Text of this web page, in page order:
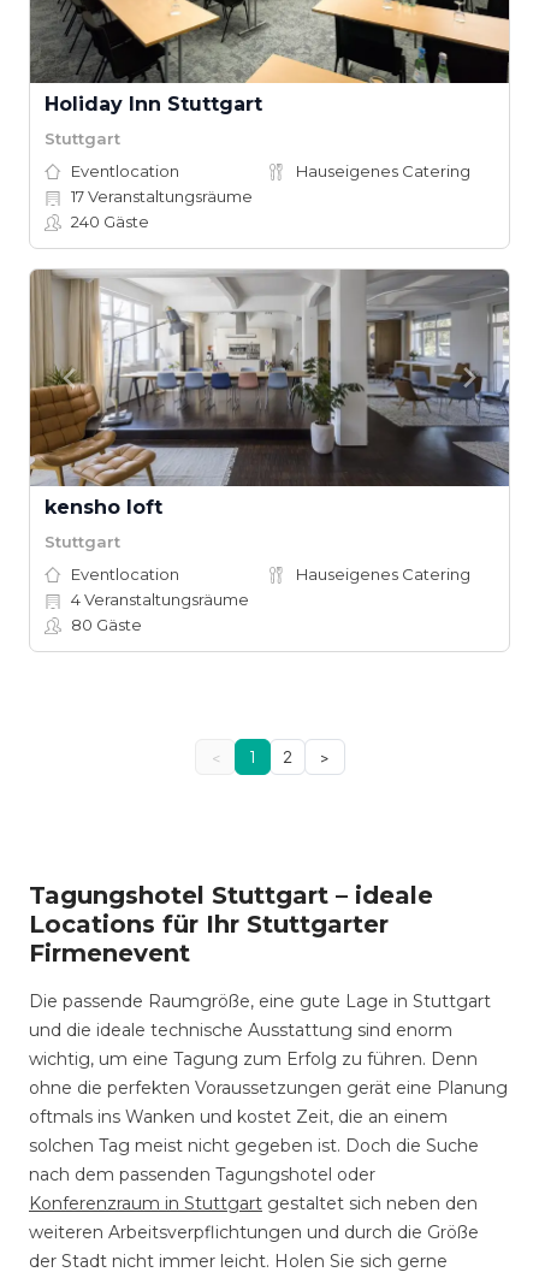
Holiday Inn Stuttgart
Stuttgart
Eventlocation
Hauseigenes Catering
17Veranstaltungsräume
240 Gäste
kensho loft
Stuttgart
Eventlocation
Hauseigenes Catering
4Veranstaltungsräume
80 Gäste
< 1 2 >
Tagungshotel Stuttgart – ideale
Locations für Ihr Stuttgarter
Firmenevent
Die passende Raumgröße, eine gute Lage in Stuttgart
und die ideale technische Ausstattung sind enorm
wichtig, um eine Tagung zum Erfolg zu führen. Denn
ohne die perfekten Voraussetzungen gerät eine Planung
oftmals ins Wanken und kostet Zeit, die an einem
solchen Tag meist nicht gegeben ist. Doch die Suche
nach dem passenden Tagungshotel oder
Konferenzraum in Stuttgart gestaltet sich neben den
weiteren Arbeitsverpflichtungen und durch die Größe
der Stadt nicht immer leicht. Holen Sie sich gerne